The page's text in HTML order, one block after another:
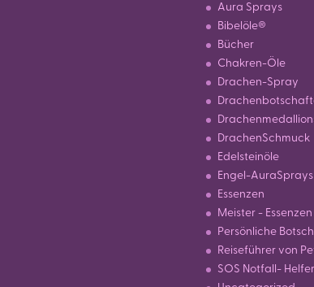
Aura Sprays
Bibelöle®
Bücher
Chakren-Öle
Drachen-Spray
DrachenSchmuck
Edelsteinöle
Engel-AuraSprays
Essenzen
Meister - Essenzen
Persönliche
Reiseführer von
SOS Notfall- Helfer